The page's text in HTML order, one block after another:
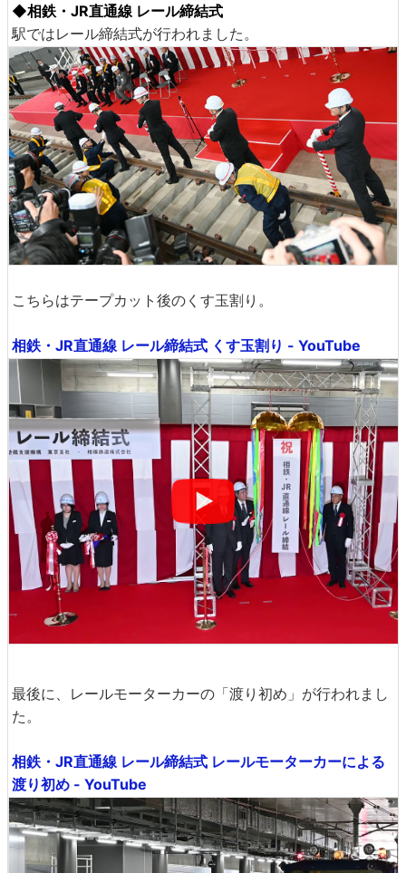
◆相鉄・JR直通線 レール締結式
駅ではレール締結式が行われました。
こちらはテープカット後のくす玉割り。
相鉄・JR直通線 レール締結式 くす玉割り - YouTube
最後に、レールモーターカーの「渡り初め」が行われまし
た。
相鉄・JR直通線 レール締結式 レールモーターカーによる
渡り初め - YouTube